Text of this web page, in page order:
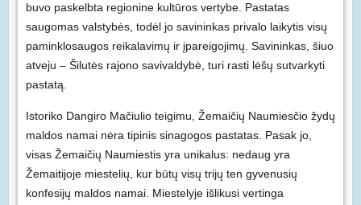
buvo paskelbta regionine kultūros vertybe. Pastatas
saugomas valstybės, todėl jo savininkas privalo laikytis visų
paminklosaugos reikalavimų ir įpareigojimų. Savininkas, šiuo
atveju – Šilutės rajono savivaldybė, turi rasti lėšų sutvarkyti
pastatą.
Istoriko Dangiro Mačiulio teigimu, Žemaičių Naumiesčio žydų
maldos namai nėra tipinis sinagogos pastatas. Pasak jo,
visas Žemaičių Naumiestis yra unikalus: nedaug yra
Žemaitijoje miestelių, kur būtų visų trijų ten gyvenusių
konfesijų maldos namai. Miestelyje išlikusi vertinga